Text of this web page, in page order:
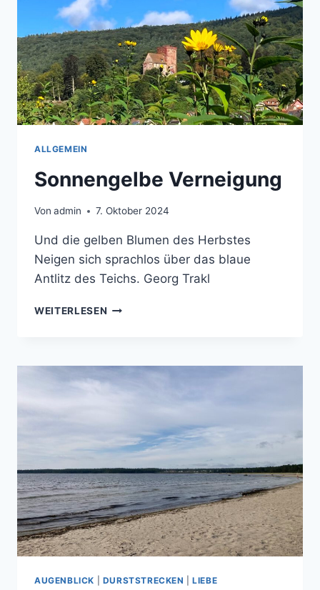
ALLGEMEIN
Sonnengelbe Verneigung
Von admin 7. Oktober 2024
Und die gelben Blumen des Herbstes
Neigen sich sprachlos über das blaue
Antlitz des Teichs. Georg Trakl
WEITERLESEN SONNENGELBE
AUGENBLICK DURSTSTRECKEN |LIEBE